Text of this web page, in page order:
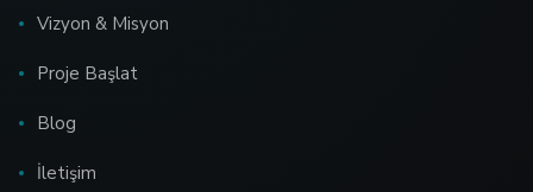
Vizyon & Misyon
Proje Başlat
Blog
İletişim